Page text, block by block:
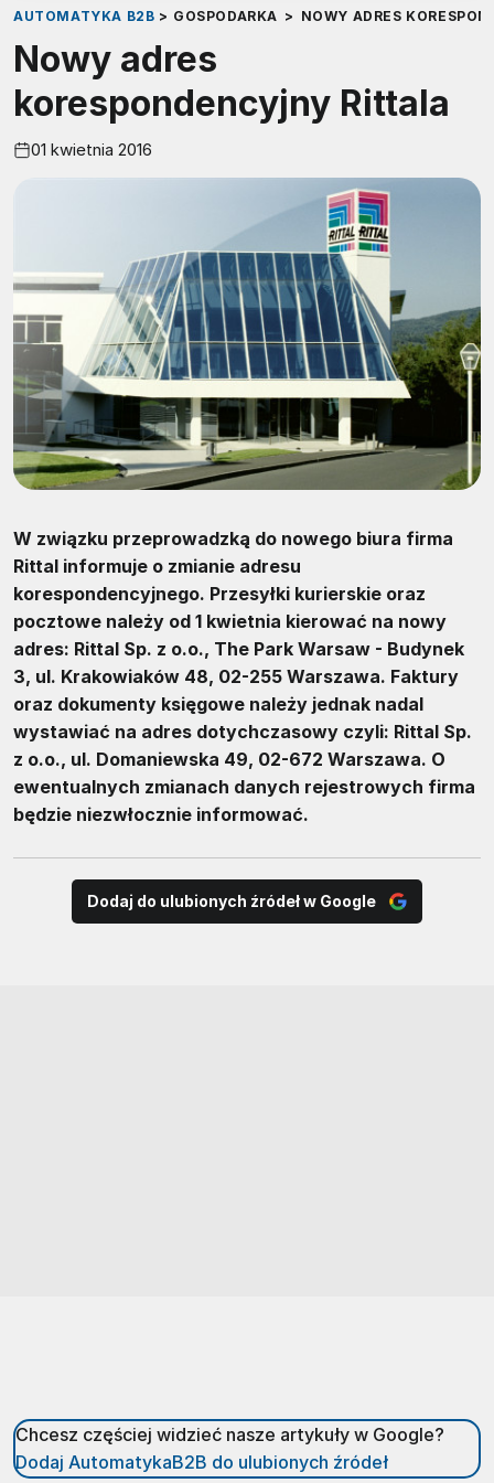
AUTOMATYKA B2B > GOSPODARKA > NOWY ADRES
Nowy adres
korespondencyjny Rittala
01 kwietnia 2016
W związku przeprowadzką do nowego biura firma
Rittal informuje o zmianie adresu
korespondencyjnego. Przesyłki kurierskie oraz
pocztowe należy od 1 kwietnia kierować na nowy
adres: Rittal Sp. z o.o., The Park Warsaw - Budynek
3, ul. Krakowiaków 48, 02-255 Warszawa. Faktury
oraz dokumenty księgowe należy jednak nadal
wystawiać na adres dotychczasowy czyli: Rittal Sp.
z o.o., ul. Domaniewska 49, 02-672 Warszawa. O
ewentualnych zmianach danych rejestrowych firma
będzie niezwłocznie informować.
Dodaj do ulubionych źródeł w Google
Chcesz częściej widzieć nasze artykuły w Google?
Dodaj AutomatykaB2B do ulubionych źródeł